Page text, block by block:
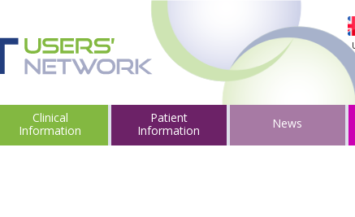
Clinical
Information
Patient
Information
News